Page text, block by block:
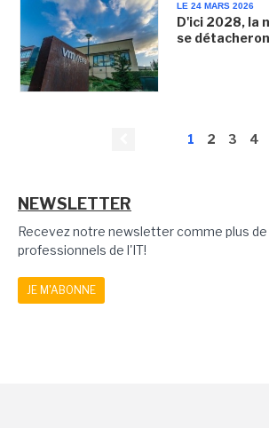
LE 24 MARS 2026
D'ici 2028, la
se
1 2 3 4
NEWSLETTER
Recevez notre newsletter comme plus
professionnels de l'IT!
JE M'ABONNE